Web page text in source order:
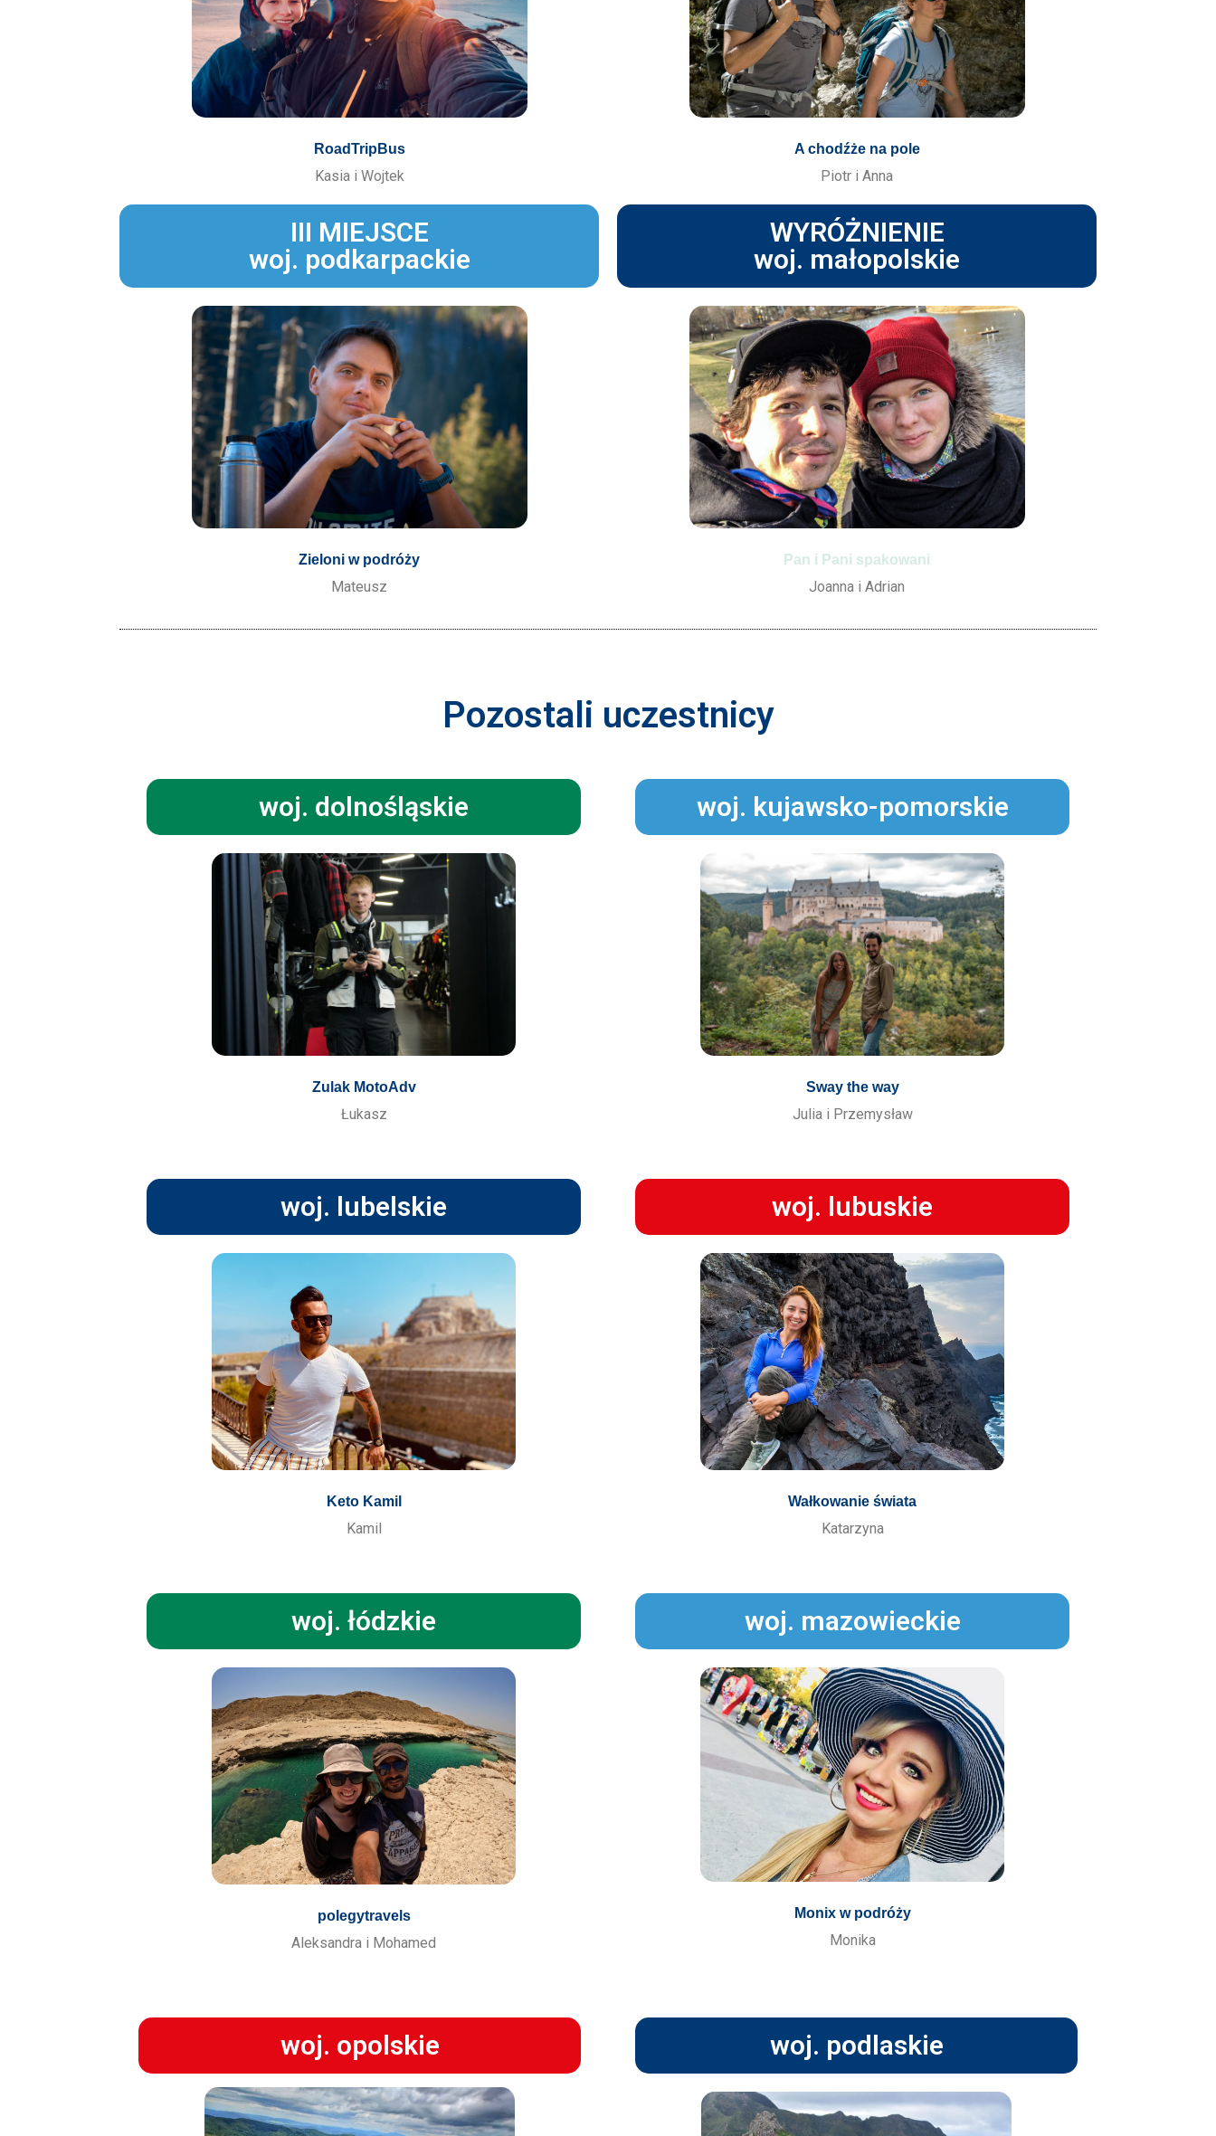
RoadTripBus
Kasia i Wojtek
A chodźże na pole
Piotr i Anna
III MIEJSCE
woj. podkarpackie
Zieloni w podróży
Mateusz
WYRÓŻNIENIE
woj. małopolskie
Pan i Pani spakowani
Joanna i Adrian
Pozostali uczestnicy
woj. dolnośląskie
Zulak MotoAdv
Łukasz
woj. kujawsko-pomorskie
Sway the way
Julia i Przemysław
woj. lubelskie
Keto Kamil
Kamil
woj. lubuskie
Wałkowanie świata
Katarzyna
woj. łódzkie
polegytravels
Aleksandra i Mohamed
woj. mazowieckie
Monix w podróży
Monika
woj. opolskie woj. podlaskie